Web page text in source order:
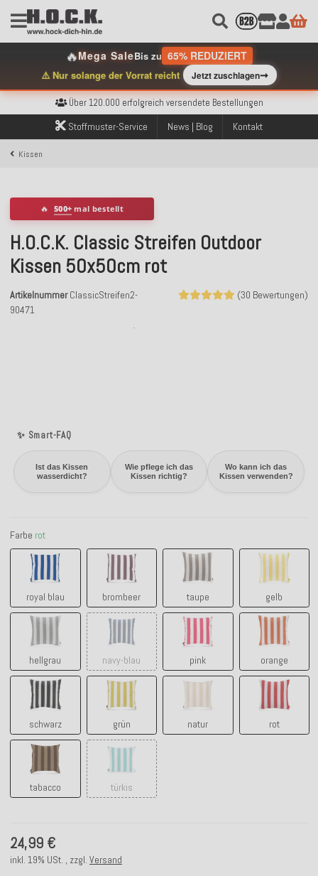
🔥Mega SaleBis zu 65% REDUZIERT
⚠️ Nur solange der Vorrat reicht Jetzt zuschlagen➞
Kostenloser Versand innerhalb Deutschlands ab 99€ Bestellwert
Über 120.000 erfolgreich versendete Bestellungen
Sicher bezahlen mit Klarna, PayPal & Amazon Pay
Kostenloser Versand innerhalb Deutschlands ab 99€ Bestellwert
Über 120.000 erfolgreich versendete Bestellungen
Sicher bezahlen mit Klarna, PayPal & Amazon Pay
Kostenloser Versand innerhalb Deutschlands ab 99€ Bestellwert
Stoffmuster-Service News | Blog Kontakt
Kissen
✨ Smart-FAQ
Ist das Kissen
wasserdicht?
Wie pflege ich das
Kissen richtig?
Wo kann ich das
Kissen verwenden?
🔥 500+ mal bestellt
H.O.C.K. Classic Streifen Outdoor
Kissen 50x50cm rot
(30 Bewertungen)
Artikelnummer ClassicStreifen2-
90471
Farbe rot
royal blau
royal blau
brombeer
brombeer
taupe
taupe
gelb
gelb
hellgrau
hellgrau
navy-blau
navy-blau
pink
pink
orange
orange
schwarz
schwarz
grün
grün
natur
natur
rot
rot
tabacco
tabacco
türkis
türkis
24,99 €
inkl. 19% USt. , zzgl. Versand